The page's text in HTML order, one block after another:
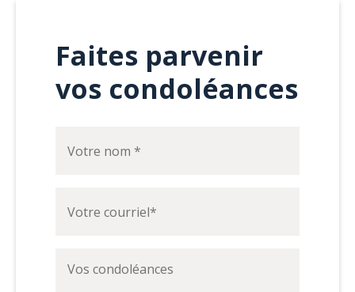
Faites parvenir
vos condoléances